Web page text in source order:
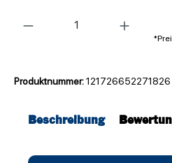
Produktnummer:121726652271826
Beschreibung